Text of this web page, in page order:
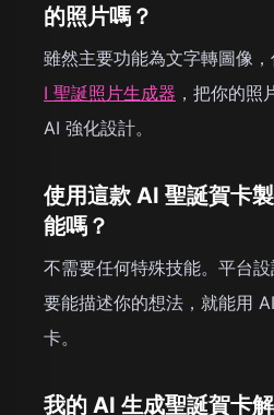
的照片嗎？
雖然主要功能為文字轉圖像
I 聖誕照片生成器 ，把你的照
AI 強化設計。
使用這款 AI 聖誕賀卡
能嗎？
不需要任何特殊技能。平台
要能描述你的想法，就能用
卡。
我的 AI 生成聖誕賀卡